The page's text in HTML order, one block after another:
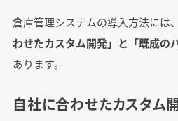
倉庫管理システムの導入方法には
わせたカスタム開発」と「既成の
あります。
自社に合わせたカスタム